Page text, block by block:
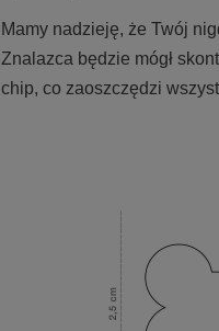
Mamy nadzieję, że Twój
Znalazca będzie mógł
chip, co zaoszczędzi